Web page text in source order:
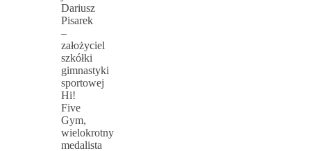
Dariusz
Pisarek
–
założyciel
szkółki
gimnastyki
sportowej
Hi!
Five
Gym,
wielokrotny
medalista